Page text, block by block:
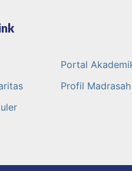
Portal
Profil Madrasah